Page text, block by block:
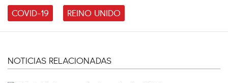
COVID-19
REINO UNIDO
NOTICIAS RELACIONADAS